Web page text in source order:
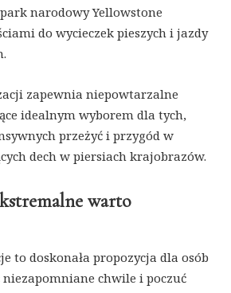
narodowy Yellowstone
do wycieczek pieszych i jazdy
zapewnia niepowtarzalne
idealnym wyborem dla tych,
przeżyć i przygód w
dech w piersiach krajobrazów.
warto
to doskonała propozycja dla osób
niezapomniane chwile i poczuć